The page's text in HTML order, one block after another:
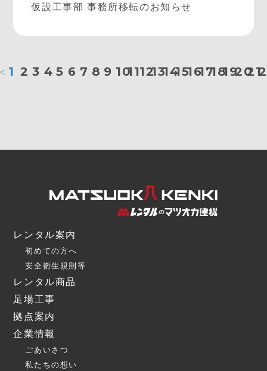
仮設工事部 事務所移転のお知らせ
1 2 3 4 5 6 7 8 9 101112131415161718192021
レンタル案内
初めての方へ
安全衛生規則等
レンタル商品
足場工事
拠点案内
企業情報
ごあいさつ
私たちの想い